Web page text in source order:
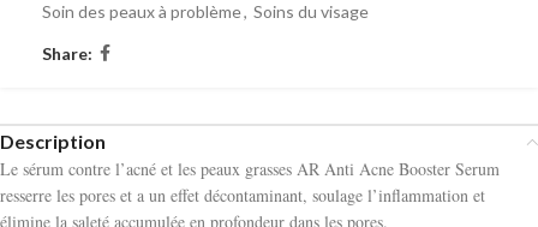
Soin des peaux à problème, Soins du visage
Share:
Description
Le sérum contre l’acné et les peaux grasses AR Anti Acne Booster Serum
resserre les pores et a un effet décontaminant, soulage l’inflammation et
élimine la saleté accumulée en profondeur dans les pores.